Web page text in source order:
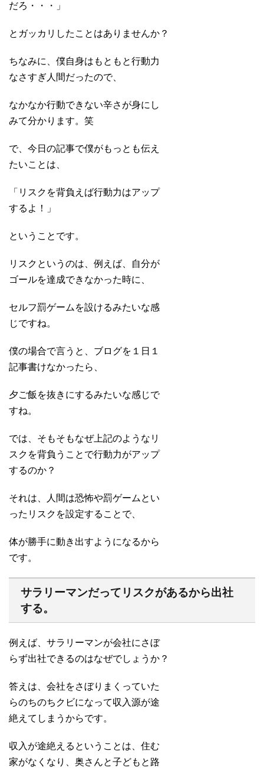
だろ・・・」
とガッカリしたことはありませんか？
ちなみに、僕自身はもともと行動力
なさすぎ人間だったので、
なかなか行動できない辛さが身にし
みて分かります。笑
で、今日の記事で僕がもっとも伝え
たいことは、
「リスクを背負えば行動力はアップ
するよ！」
ということです。
リスクというのは、例えば、自分が
ゴールを達成できなかった時に、
セルフ罰ゲームを設けるみたいな感
じですね。
僕の場合で言うと、ブログを１日１
記事書けなかったら、
夕ご飯を抜きにするみたいな感じで
すね。
では、そもそもなぜ上記のようなリ
スクを背負うことで行動力がアップ
するのか？
それは、人間は恐怖や罰ゲームとい
ったリスクを設定することで、
体が勝手に動き出すようになるから
です。
サラリーマンだってリスクがあるから出社
する。
例えば、サラリーマンが会社にさぼ
らず出社できるのはなぜでしょうか？
答えは、会社をさぼりまくっていた
らのちのちクビになって収入源が途
絶えてしまうからです。
収入が途絶えるということは、住む
家がなくなり、奥さんと子どもと路